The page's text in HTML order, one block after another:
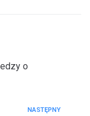
o
NASTĘPNY